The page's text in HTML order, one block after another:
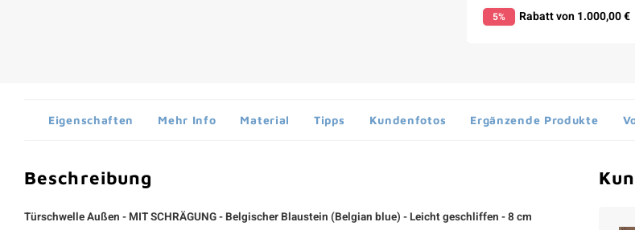
5% Rabatt von 1.000,00 €
Eigenschaften Mehr Info Material Tipps Kundenfotos Ergänzende Produkte
Beschreibung
Türschwelle Außen - MIT SCHRÄGUNG - Belgischer Blaustein (Belgian blue) - Leicht geschliffen - 8 cm